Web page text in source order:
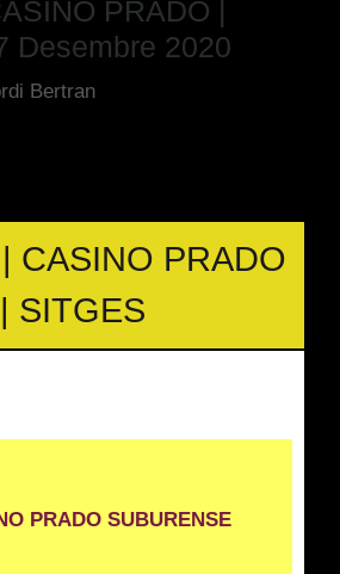
PRADO |
Desembre 2020
Bertran
CASINO PRADO
| SITGES
PRADO SUBURENSE